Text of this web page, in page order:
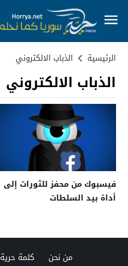
الرئيسية الذباب الالكتروني
الذباب الالكتروني
فيسبوك من محفز للثورات إلى
أداة بيد السلطات
من نحن كلمة حرية